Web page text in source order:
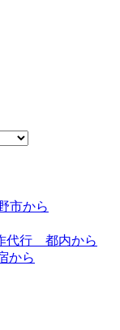
市から
代行 都内から
から